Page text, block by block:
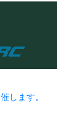
します。